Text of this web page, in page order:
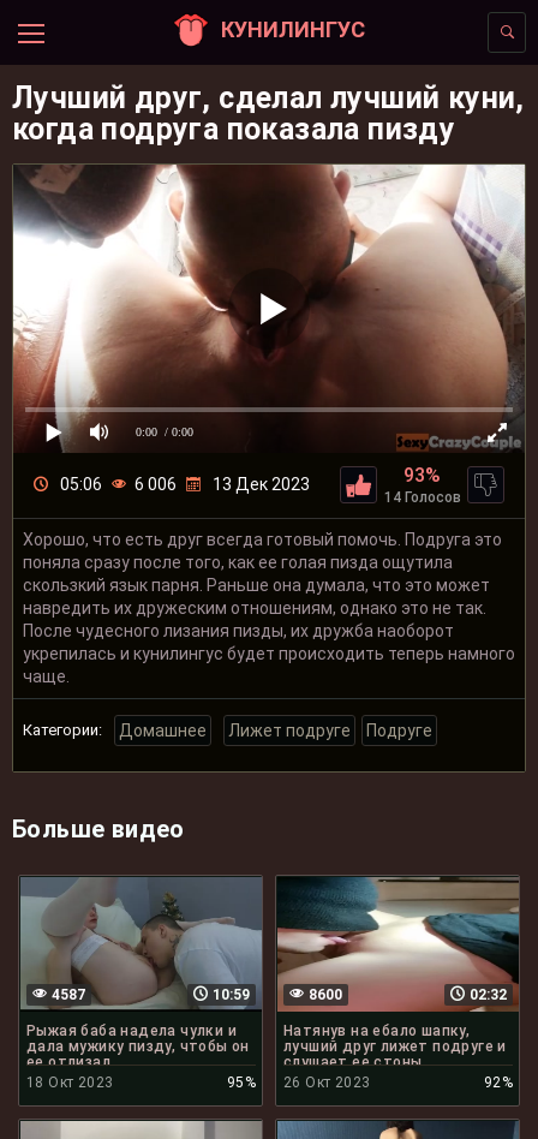
КУНИЛИНГУС
Лучший друг, сделал лучший куни,
когда подруга показала пизду
0:00 / 0:00
05:06 6 006 13 Дек 2023 93%
14 Голосов
Хорошо, что есть друг всегда готовый помочь. Подруга это
поняла сразу после того, как ее голая пизда ощутила
скользкий язык парня. Раньше она думала, что это может
навредить их дружеским отношениям, однако это не так.
После чудесного лизания пизды, их дружба наоборот
укрепилась и кунилингус будет происходить теперь намного
чаще.
Категории: Домашнее Лижет подруге Подруге
Больше видео
10:59
4587
Рыжая баба надела чулки и
дала мужику пизду, чтобы он
ее отлизал
18 Окт 2023
95%
02:32
8600
Натянув на ебало шапку,
лучший друг лижет подруге и
слушает ее стоны
26 Окт 2023
92%